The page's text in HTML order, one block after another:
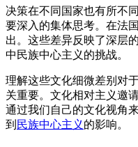
决策在不同国家也有所不
要深入的集体思考。在法
出。这些差异反映了深层
中民族中心主义的挑战。
理解这些文化细微差别对
关重要。文化相对主义邀
通过我们自己的文化视角
到 民族中心主义 的影响。